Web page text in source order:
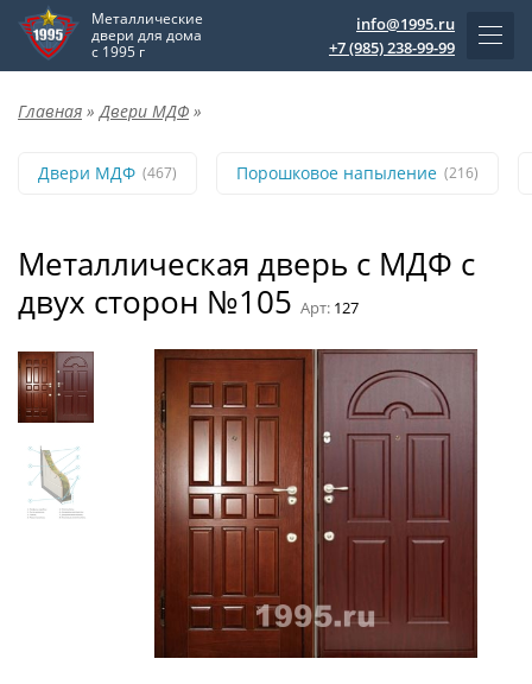
Металлические
двери для дома
с 1995 г
info@1995.ru
+7 (985) 238-99-99
Главная » Двери МДФ »
Двери МДФ (467) Порошковое напыление (216)
Металлическая дверь с МДФ с
двух сторон №105 Арт: 127